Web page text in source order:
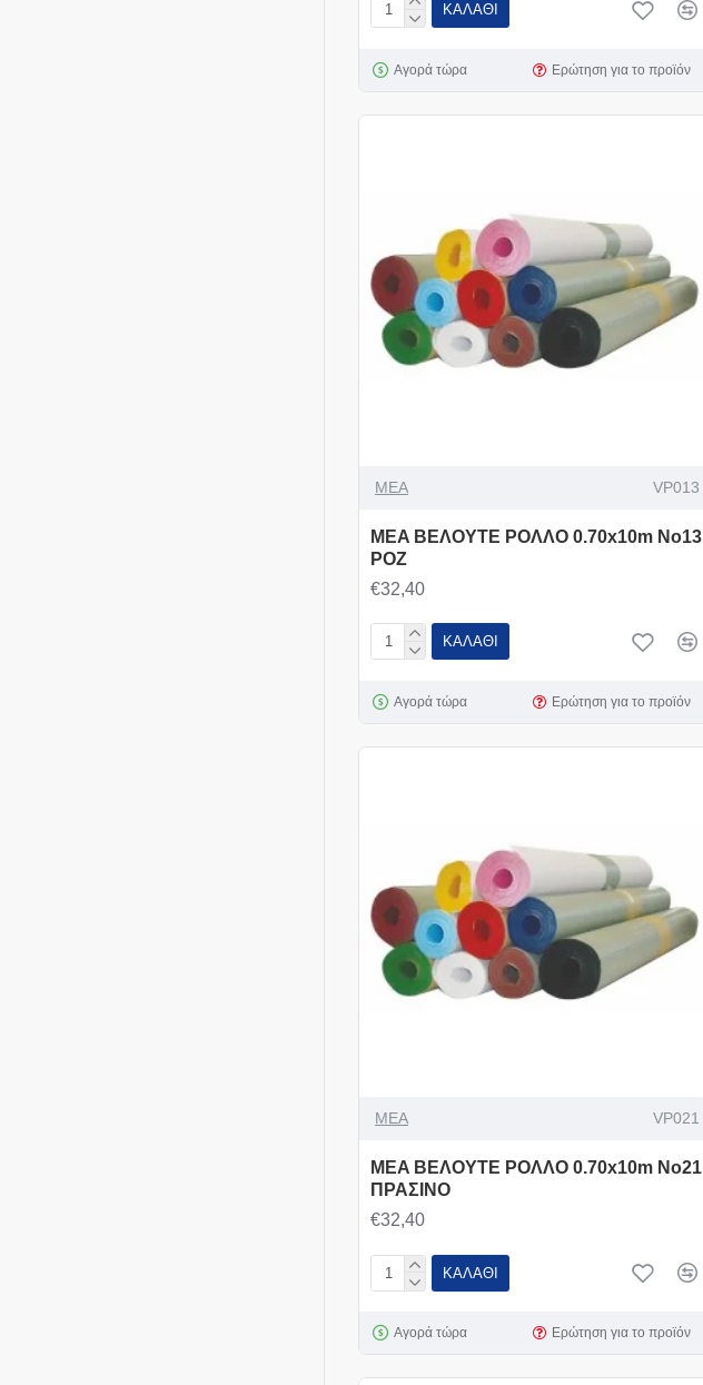
ΚΑΛΆΘΙ
Αγορά τώρα Ερώτηση για το προϊόν
MEA VP013
MEA ΒΕΛΟΥΤΕ ΡΟΛΛΟ 0.70x10m Νο13
ΡΟΖ
€32,40
ΚΑΛΆΘΙ
Αγορά τώρα Ερώτηση για το προϊόν
MEA VP021
MEA ΒΕΛΟΥΤΕ ΡΟΛΛΟ 0.70x10m Νο21
ΠΡΑΣΙΝΟ
€32,40
ΚΑΛΆΘΙ
Αγορά τώρα Ερώτηση για το προϊόν